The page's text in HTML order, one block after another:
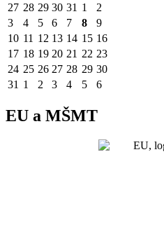
27 28 29 30 31 1
2
3
4 5 6 7 8
9
10 11 12 13 14 15 16
17 18 19 20 21 22 23
24 25 26 27 28 29 30
31 1 2 3 4 5 6
EU a MŠMT